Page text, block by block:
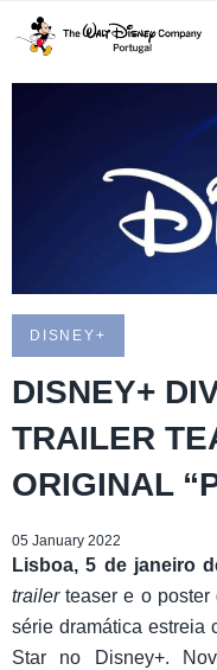
DISNEY+
DISNEY+
TRAILER
ORIGINAL
05 January 2022
Lisboa, 5 de janeiro
trailerteaser e o poster
série dramática estreia
Star no Disney+.